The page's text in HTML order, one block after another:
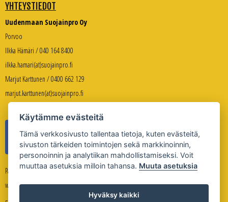
YHTEYSTIEDOT
Uudenmaan Suojainpro Oy
Porvoo
Ilkka Hämäri / 040 164 8400
ilkka.hamari(at)suojainpro.fi
Marjut Karttunen / 0400 662 129
marjut.karttunen(at)suojainpro.fi
Palveleva verkkokauppa:
www.suojanpro.fi
Käytämme evästeitä
Tämä verkkosivusto tallentaa tietoja, kuten evästeitä,
sivuston tärkeiden toimintojen sekä markkinoinnin,
personoinnin ja analytiikan mahdollistamiseksi. Voit
muuttaa asetuksia milloin tahansa. Muuta asetuksia
Hyväksy kaikki